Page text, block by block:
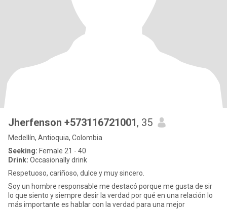
Jherfenson +573116721001, 35
Medellín, Antioquia, Colombia
Seeking: Female 21 - 40
Drink: Occasionally drink
Respetuoso, cariñoso, dulce y muy sincero.
Soy un hombre responsable me destacó porque me gusta de sir
lo que siento y siempre desir la verdad por qué en una relación lo
más importante es hablar con la verdad para una mejor